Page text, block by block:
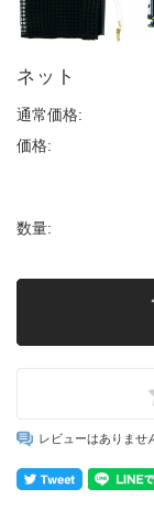
ネット
通常価格:
価格:
数量:
レビューはありませ